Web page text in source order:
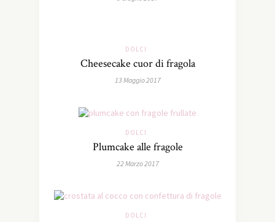
DOLCI
Cheesecake cuor di fragola
13 Maggio 2017
DOLCI
Plumcake alle fragole
22 Marzo 2017
DOLCI